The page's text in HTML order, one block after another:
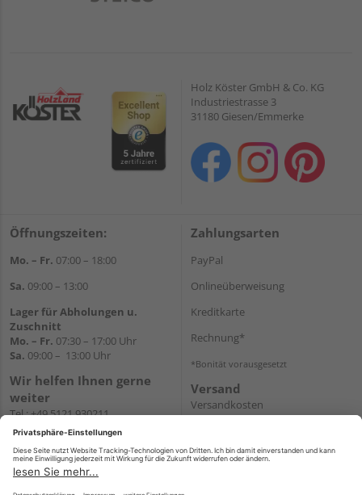
Holz Köster GmbH & Co. KG
Industriestrasse 3
31180 Giesen/Emmerke
Öffnungszeiten:
Mo. – Fr. 07:00 – 18:00
Sa. 09:00 – 13:00
Lager für Abholungen u.
Zuschnitt
Mo. – Fr. 07:30 – 17:00 Uhr
Sa. 09:00 – 13:00 Uhr
Wir helfen Ihnen gerne
weiter
Tel.:+49 5121 930211
E-Mail:holzlandshop@holzland-
Newsletter
Zahlungsarten
PayPal
Onlineüberweisung
Kreditkarte
Rechnung*
*Bonität vorausgesetzt
Versand
Versandkosten